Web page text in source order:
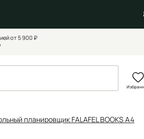
от 5 900 ₽
планировщик FALAFEL BOOKS А4